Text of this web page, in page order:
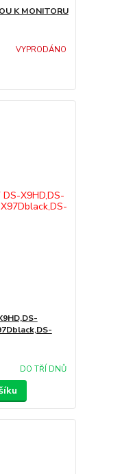
K MONITORU
VYPRODÁNO
DO TŘÍ DNŮ